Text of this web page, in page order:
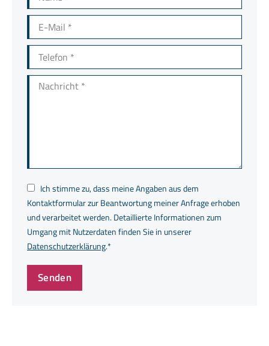
E-Mail *
Telefon *
Nachricht *
Ich stimme zu, dass meine Angaben aus dem
Kontaktformular zur Beantwortung meiner Anfrage erhoben
und verarbeitet werden. Detaillierte Informationen zum
Umgang mit Nutzerdaten finden Sie in unserer
Datenschutzerklärung.*
Senden